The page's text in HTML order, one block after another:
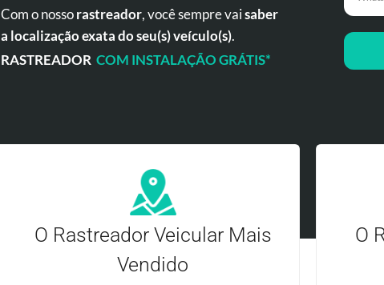
Com o nossorastreador, você sempre vaisaber
a localização exata do seu(s) veículo(s).
RASTREADOR COM INSTALAÇÃO GRÁTIS*
O Rastreador Veicular Mais
Vendido
O